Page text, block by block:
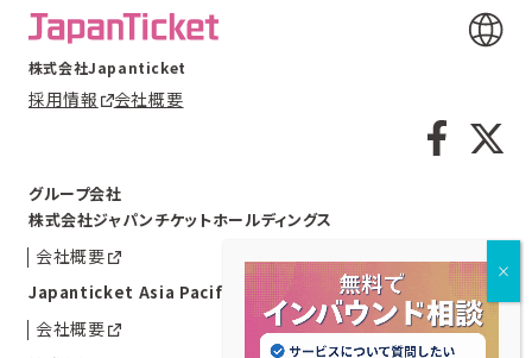
グループ会社
株式会社ジャパンチケットホールディングス
会社概要
Japanticket Asia Pacific Pte. Ltd.
会社概要
株式会社Japanticket
採用情報 会社概要